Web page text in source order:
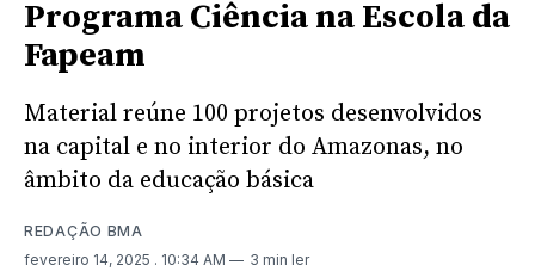
Programa Ciência na Escola da
Fapeam
Material reúne 100 projetos desenvolvidos
na capital e no interior do Amazonas, no
âmbito da educação básica
REDAÇÃO BMA
fevereiro 14, 2025 . 10:34 AM 3 min ler